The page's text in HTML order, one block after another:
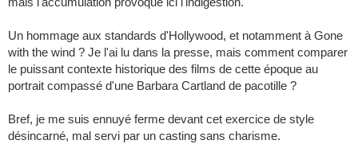
Un hommage aux standards d'Hollywood, et notamment à Gone
with the wind ? Je l'ai lu dans la presse, mais comment comparer
le puissant contexte historique des films de cette époque au
portrait compassé d'une Barbara Cartland de pacotille ?
Bref, je me suis ennuyé ferme devant cet exercice de style
désincarné, mal servi par un casting sans charisme.